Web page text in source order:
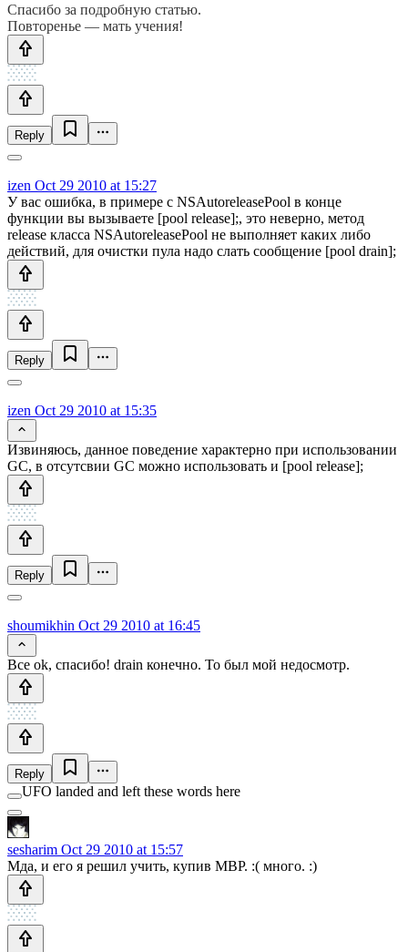
Спасибо за подробную статью.
Повторенье — мать учения!
Reply
izen Oct 29 2010 at 15:27
У вас ошибка, в примере с NSAutoreleasePool в конце
функции вы вызываете [pool release];, это неверно, метод
release класса NSAutoreleasePool не выполняет каких либо
действий, для очистки пула надо слать сообщение [pool drain];
Reply
izen Oct 29 2010 at 15:35
Извиняюсь, данное поведение характерно при использовании
GC, в отсутсвии GC можно использовать и [pool release];
Reply
shoumikhin Oct 29 2010 at 16:45
Все ok, спасибо! drain конечно. То был мой недосмотр.
Reply
UFO landed and left these words here
sesharim Oct 29 2010 at 15:57
Мда, и его я решил учить, купив MBP. :( много. :)